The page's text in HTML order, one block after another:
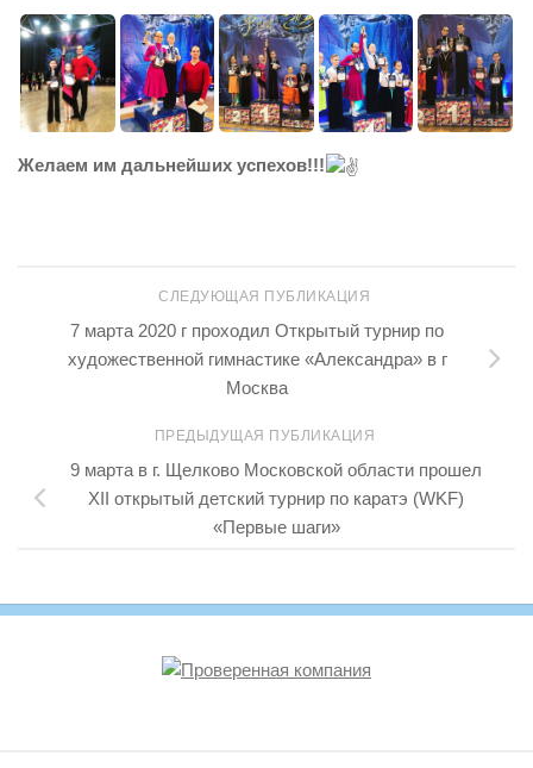
Желаем им дальнейших успехов!!!
СЛЕДУЮЩАЯ ПУБЛИКАЦИЯ
7 марта 2020 г проходил Открытый турнир по
художественной гимнастике «Александра» в г
Москва
ПРЕДЫДУЩАЯ ПУБЛИКАЦИЯ
9 марта в г. Щелково Московской области прошел
XII открытый детский турнир по каратэ (WKF)
«Первые шаги»